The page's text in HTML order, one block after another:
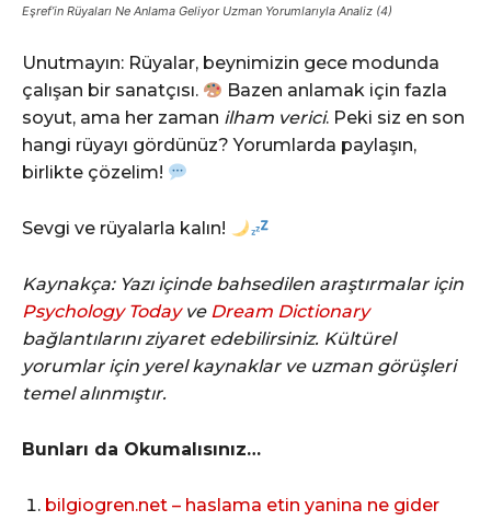
Eşref’in Rüyaları Ne Anlama Geliyor Uzman Yorumlarıyla Analiz (4)
Unutmayın: Rüyalar, beynimizin gece modunda
çalışan bir sanatçısı.
Bazen anlamak için fazla
soyut, ama her zaman ilham verici. Peki siz en son
hangi rüyayı gördünüz? Yorumlarda paylaşın,
birlikte çözelim!
Sevgi ve rüyalarla kalın!
Kaynakça: Yazı içinde bahsedilen araştırmalar için
Psychology Todayve Dream Dictionary
bağlantılarını ziyaret edebilirsiniz. Kültürel
yorumlar için yerel kaynaklar ve uzman görüşleri
temel alınmıştır.
Bunları da Okumalısınız…
bilgiogren.net – haslama etin yanina ne gider